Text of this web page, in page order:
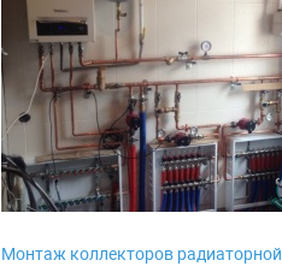
Монтаж коллекторов радиаторной